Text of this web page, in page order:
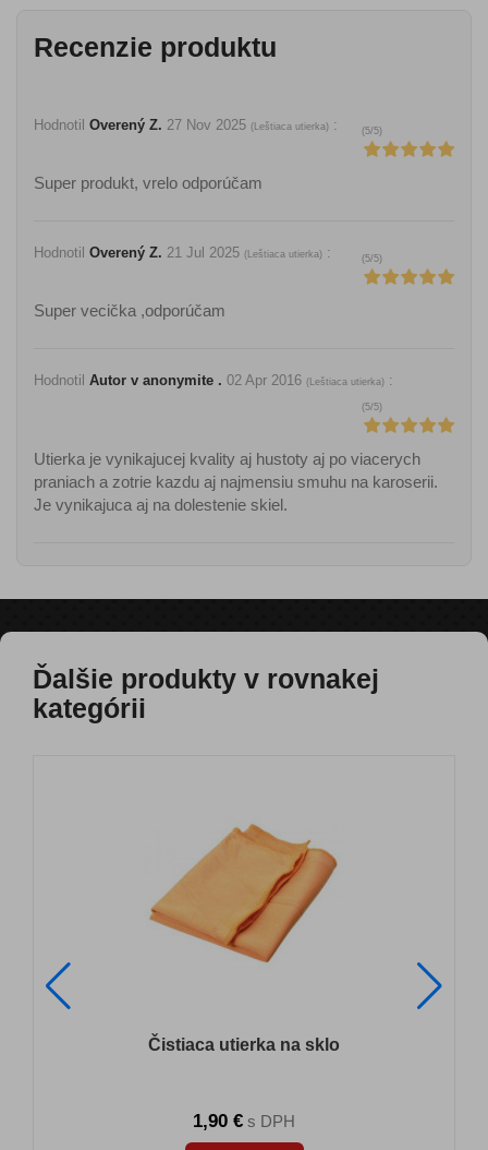
Recenzie produktu
Hodnotil Overený Z. 27 Nov 2025 ( Leštiaca utierka) : (5/5)
Super produkt, vrelo odporúčam
Hodnotil Overený Z. 21 Jul 2025 ( Leštiaca utierka) : (5/5)
Super vecička ,odporúčam
Hodnotil Autor v anonymite . 02 Apr 2016 ( Leštiaca utierka) :
(5/5)
Utierka je vynikajucej kvality aj hustoty aj po viacerych
praniach a zotrie kazdu aj najmensiu smuhu na karoserii.
Je vynikajuca aj na dolestenie skiel.
Ďalšie produkty v rovnakej
kategórii
Čistiaca utierka na sklo
1,90 € s DPH